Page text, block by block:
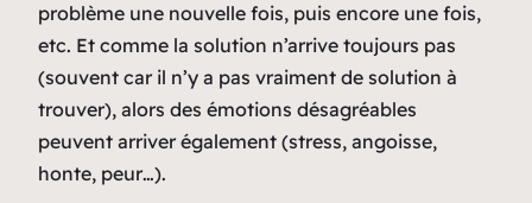
problème une nouvelle fois, puis encore une fois,
etc. Et comme la solution n’arrive toujours pas
(souvent car il n’y a pas vraiment de solution à
trouver), alors des émotions désagréables
peuvent arriver également (stress, angoisse,
honte, peur…).